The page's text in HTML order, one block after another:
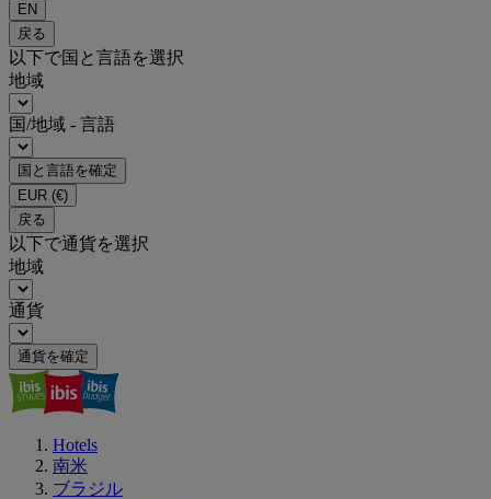
EN
戻る
以下で国と言語を選択
地域
国/地域 - 言語
国と言語を確定
EUR (€)
戻る
以下で通貨を選択
地域
通貨
通貨を確定
Hotels
南米
ブラジル